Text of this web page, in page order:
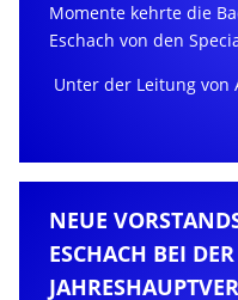
Momente kehrte die
Eschach von den
Unter der Leitung von
NEUE
ESCHACH BEI DER